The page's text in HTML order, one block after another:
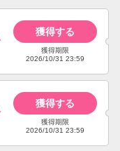
獲得する
獲得期限
2026/10/31 23:59
獲得する
獲得期限
2026/10/31 23:59